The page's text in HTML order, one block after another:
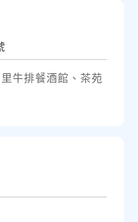
牛排餐酒館、茶苑